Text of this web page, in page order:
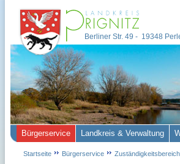
Berliner Str. 49 - 19348
Bürgerservice Landkreis & Verwaltung
Startseite Bürgerservice